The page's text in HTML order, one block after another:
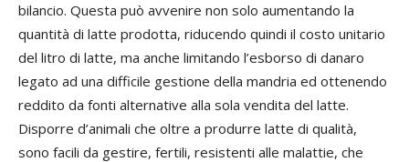
bilancio. Questa può avvenire non solo aumentando la
quantità di latte prodotta, riducendo quindi il costo unitario
del litro di latte, ma anche limitando l’esborso di danaro
legato ad una difficile gestione della mandria ed ottenendo
reddito da fonti alternative alla sola vendita del latte.
Disporre d’animali che oltre a produrre latte di qualità,
sono facili da gestire, fertili, resistenti alle malattie, che